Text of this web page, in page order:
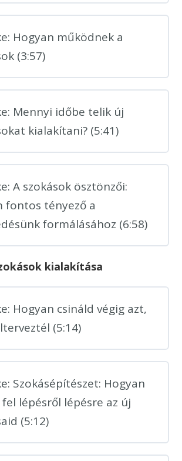
Hogyan működnek a
(3:57)
Mennyi időbe telik új
kialakítani? (5:41)
A szokások ösztönzői:
fontos tényező a
formálásához (6:58)
kialakítása
Hogyan csináld végig azt,
(5:14)
Szokásépítészet: Hogyan
lépésről lépésre az új
(5:12)